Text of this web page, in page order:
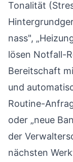
Tonalität
nass",
lösen Notfall-
Bereitschaft
und
Routine-
oder „neue
der
nächsten